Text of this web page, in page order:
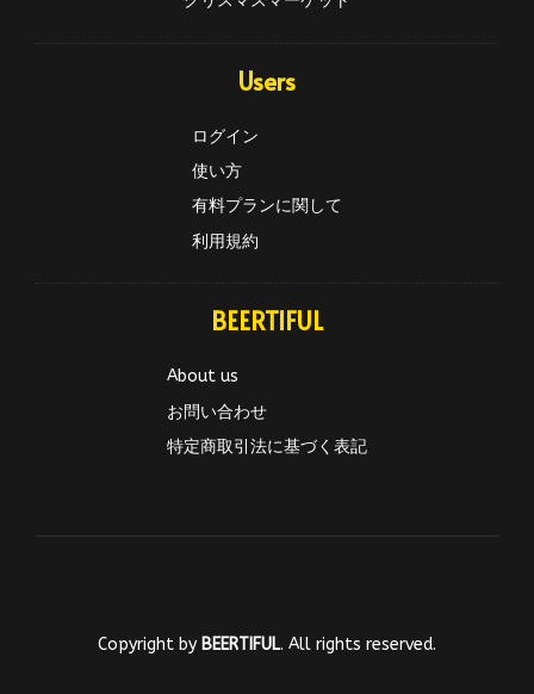
Users
ログイン
使い方
有料プランに関して
利用規約
BEERTIFUL
About us
お問い合わせ
特定商取引法に基づく表記
Copyright by BEERTIFUL. All rights reserved.